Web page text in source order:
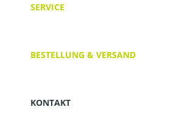
SERVICE
BESTELLUNG & VERSAND
KONTAKT